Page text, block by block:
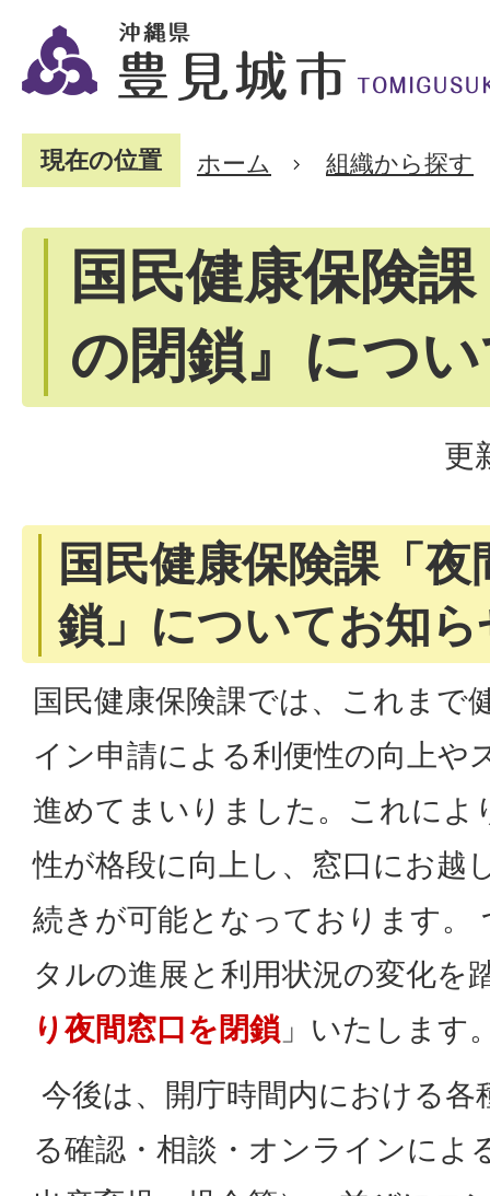
現在の位置 ホーム 組織から探す
国民健康保険
の閉鎖』につ
更
国民健康保険課「
鎖」についてお知
国民健康保険課では、これまで
イン申請による利便性の向上や
進めてまいりました。これによ
性が格段に向上し、窓口にお越
続きが可能となっております。
タルの進展と利用状況の変化を
り夜間窓口を閉鎖 」いたします
今後は、開庁時間内における各
る確認・相談・オンラインによ